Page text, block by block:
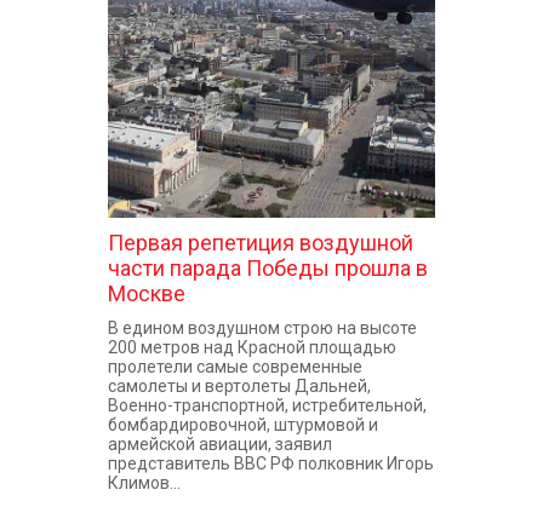
КОНТАКТЫ
Первая репетиция воздушной
части парада Победы прошла в
Москве
В едином воздушном строю на высоте
200 метров над Красной площадью
пролетели самые современные
самолеты и вертолеты Дальней,
Военно-транспортной, истребительной,
бомбардировочной, штурмовой и
армейской авиации, заявил
представитель ВВС РФ полковник Игорь
Климов...